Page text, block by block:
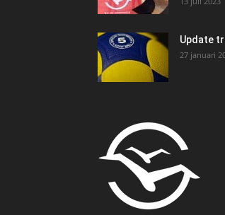
Update
27 januari